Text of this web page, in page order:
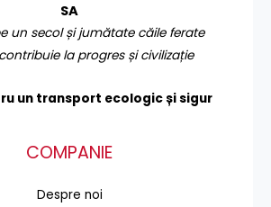
SA
un secol și jumătate căile ferate
la progres și civilizație
un transport ecologic și sigur
COMPANIE
Despre noi